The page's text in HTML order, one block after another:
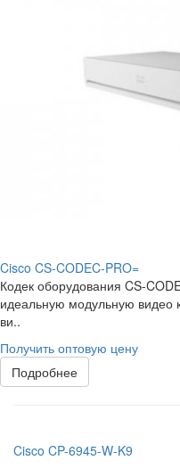
Cisco CS-CODEC-PRO=
Кодек оборудования CS-
идеальную модульную видео
ви..
Получить оптовую цену
Подробнее
Cisco CP-6945-W-K9